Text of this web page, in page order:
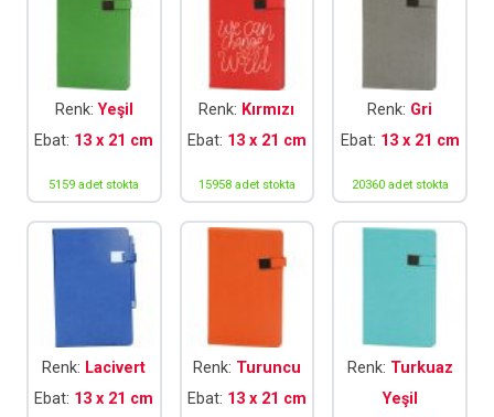
Renk:Yeşil
Ebat: 13 x 21 cm
5159 adet stokta
Renk: Kırmızı
Ebat: 13 x 21 cm
15958 adet stokta
Renk: Gri
Ebat: 13 x 21 cm
20360 adet stokta
Renk: Lacivert
Ebat: 13 x 21 cm
Renk: Turuncu
Ebat: 13 x 21 cm
Renk: Turkuaz
Yeşil